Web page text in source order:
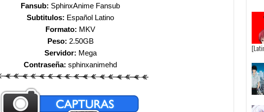
Fansub: SphinxAnime Fansub
Subtitulos: Español Latino
Formato: MKV
Peso: 2.50GB
Servidor: Mega
Contraseña: sphinxanimehd